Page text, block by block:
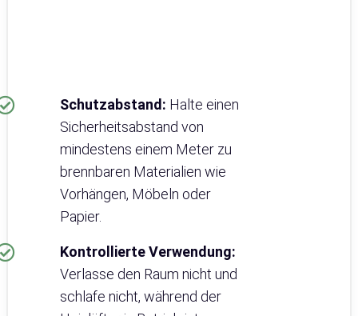
Schutzabstand: Halte einen
Sicherheitsabstand von
mindestens einem Meter zu
brennbaren Materialien wie
Vorhängen, Möbeln oder
Papier.
Kontrollierte Verwendung:
Verlasse den Raum nicht und
schlafe nicht, während der